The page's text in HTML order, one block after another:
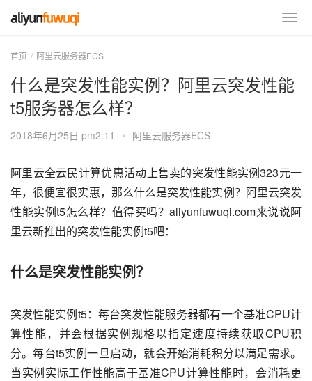
首页 阿里云服务器ECS
什么是突发性能实例？阿里云突发性能
t5服务器怎么样？
2018年6月25日 pm2:11 • 阿里云服务器ECS
阿里云全云民计算优惠活动上售卖的突发性能实例323元一
年，很便宜很实惠，那么什么是突发性能实例？阿里云突发
性能实例t5怎么样？值得买吗？aliyunfuwuqi.com来说说阿
里云新推出的突发性能实例t5吧：
什么是突发性能实例？
突发性能实例t5：每台突发性能服务器都有一个基准CPU计
算性能，并会根据实例规格以指定速度持续获取CPU积
分。每台t5实例一旦启动，就会开始消耗积分以满足需求。
当实例实际工作性能高于基准CPU计算性能时，会消耗更